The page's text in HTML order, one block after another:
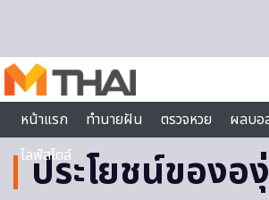
หน้าแรก
ทำนายฝัน ตรวจหวย ผลบอ
ไลฟ์สไตล์
ประโยชน์ของอ